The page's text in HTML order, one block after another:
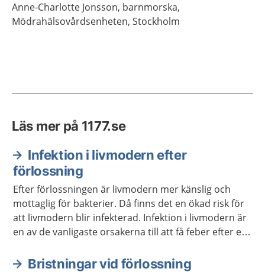
Anne-Charlotte Jonsson, barnmorska,
Mödrahälsovårdsenheten, Stockholm
Läs mer på 1177.se
Infektion i livmodern efter
förlossning
Efter förlossningen är livmodern mer känslig och
mottaglig för bakterier. Då finns det en ökad risk för
att livmodern blir infekterad. Infektion i livmodern är
en av de vanligaste orsakerna till att få feber efter en
Bristningar vid förlossning